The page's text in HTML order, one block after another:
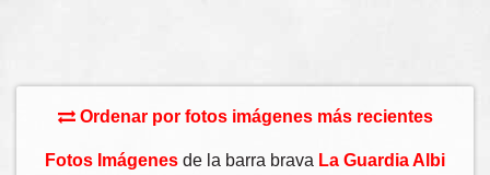
Ordenar por fotos imágenes más recientes
Fotos Imágenes de la barra brava La Guardia Albi